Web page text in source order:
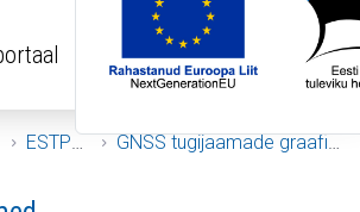
ESTPOS GNSS tugijaamade graafikud